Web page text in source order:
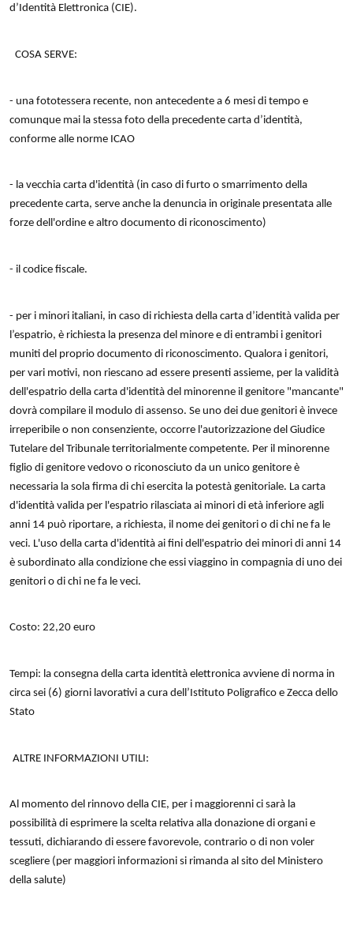
d’Identità Elettronica (CIE).
COSA SERVE:
- una fototessera recente, non antecedente a 6 mesi di tempo e
comunque mai la stessa foto della precedente carta d’identità,
conforme alle norme ICAO
- la vecchia carta d'identità (in caso di furto o smarrimento della
precedente carta, serve anche la denuncia in originale presentata alle
forze dell'ordine e altro documento di riconoscimento)
- il codice fiscale.
- per i minori italiani, in caso di richiesta della carta d’identità valida per
l’espatrio, è richiesta la presenza del minore e di entrambi i genitori
muniti del proprio documento di riconoscimento. Qualora i genitori,
per vari motivi, non riescano ad essere presenti assieme, per la validità
dell'espatrio della carta d'identità del minorenne il genitore "mancante"
dovrà compilare il modulo di assenso. Se uno dei due genitori è invece
irreperibile o non consenziente, occorre l'autorizzazione del Giudice
Tutelare del Tribunale territorialmente competente. Per il minorenne
figlio di genitore vedovo o riconosciuto da un unico genitore è
necessaria la sola firma di chi esercita la potestà genitoriale. La carta
d'identità valida per l'espatrio rilasciata ai minori di età inferiore agli
anni 14 può riportare, a richiesta, il nome dei genitori o di chi ne fa le
veci. L'uso della carta d'identità ai fini dell'espatrio dei minori di anni 14
è subordinato alla condizione che essi viaggino in compagnia di uno dei
genitori o di chi ne fa le veci.
Costo: 22,20 euro
Tempi: la consegna della carta identità elettronica avviene di norma in
circa sei (6) giorni lavorativi a cura dell’Istituto Poligrafico e Zecca dello
Stato
ALTRE INFORMAZIONI UTILI:
Al momento del rinnovo della CIE, per i maggiorenni ci sarà la
possibilità di esprimere la scelta relativa alla donazione di organi e
tessuti, dichiarando di essere favorevole, contrario o di non voler
scegliere (per maggiori informazioni si rimanda al sito del Ministero
della salute)